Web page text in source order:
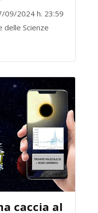
09/2024 h. 23:59
delle Scienze
caccia al